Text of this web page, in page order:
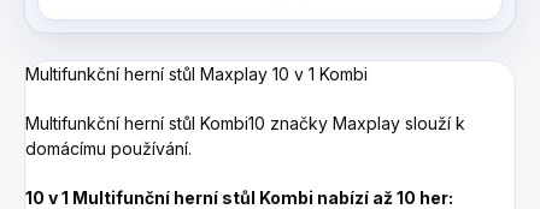
Multifunkční herní stůl Maxplay 10 v 1 Kombi
Multifunkční herní stůl Kombi10 značky Maxplay slouží k
domácímu používání.
10 v 1 Multifunční herní stůl Kombi nabízí až 10 her: